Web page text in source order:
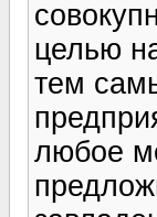
целью
тем
любое